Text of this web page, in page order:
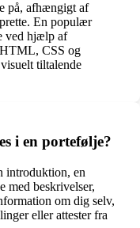
på, afhængigt af
En populær
ved hjælp af
CSS og
tiltalende
i en portefølje?
introduktion, en
med beskrivelser,
om dig selv,
eller attester fra